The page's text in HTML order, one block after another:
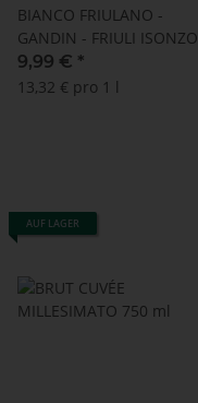
BIANCO FRIULANO -
GANDIN - FRIULI ISONZO
DOC - 750 ml
9,99 € *
13,32 € pro 1 l
AUF LAGER